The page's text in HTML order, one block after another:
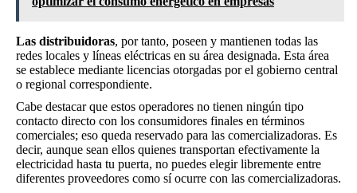
Las distribuidoras, por tanto, poseen y mantienen todas las
redes locales y líneas eléctricas en su área designada. Esta área
se establece mediante licencias otorgadas por el gobierno central
o regional correspondiente.
Cabe destacar que estos operadores no tienen ningún tipo
contacto directo con los consumidores finales en términos
comerciales; eso queda reservado para las comercializadoras. Es
decir, aunque sean ellos quienes transportan efectivamente la
electricidad hasta tu puerta, no puedes elegir libremente entre
diferentes proveedores como sí ocurre con las comercializadoras.